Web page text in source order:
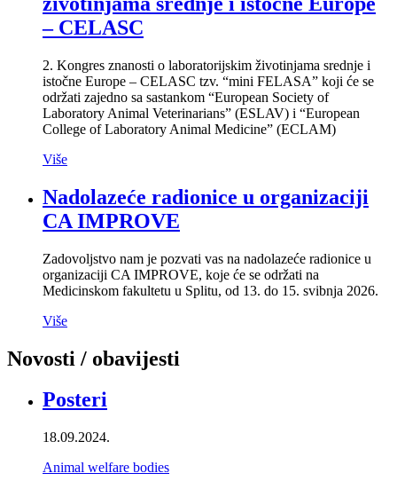
– CELASC
2. Kongres znanosti o laboratorijskim životinjama srednje i
istočne Europe – CELASC tzv. “mini FELASA” koji će se
održati zajedno sa sastankom “European Society of
Laboratory Animal Veterinarians” (ESLAV) i “European
College of Laboratory Animal Medicine” (ECLAM)
Više
Nadolazeće radionice u organizaciji
CA IMPROVE
Zadovoljstvo nam je pozvati vas na nadolazeće radionice u
organizaciji CA IMPROVE, koje će se održati na
Medicinskom fakultetu u Splitu, od 13. do 15. svibnja 2026.
Više
Novosti / obavijesti
Posteri
18.09.2024.
Animal welfare bodies